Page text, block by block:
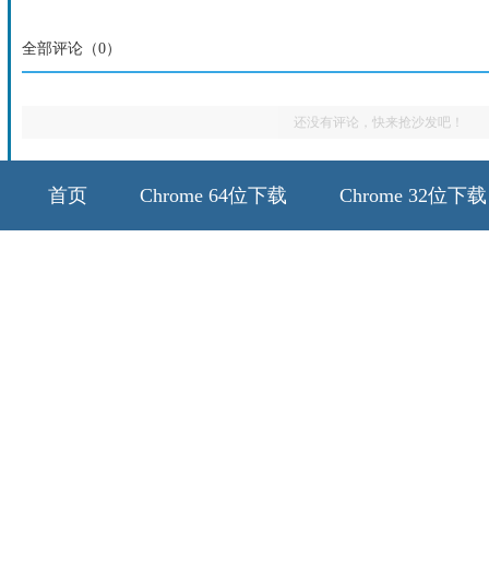
全部评论（0）
还没有评论，快来抢沙发吧！
首页 Chrome 64位下载 Chrome 32位下载